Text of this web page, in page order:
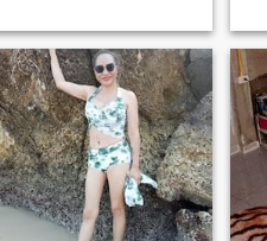
peaceful, meaningful life. I’m